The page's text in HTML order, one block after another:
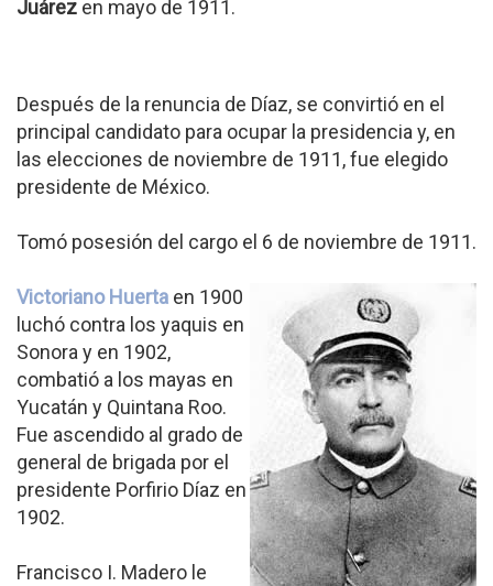
Juárez en mayo de 1911.
Después de la renuncia de Díaz, se convirtió en el
principal candidato para ocupar la presidencia y, en
las elecciones de noviembre de 1911, fue elegido
presidente de México.
Tomó posesión del cargo el 6 de noviembre de 1911.
Victoriano Huerta en 1900
luchó contra los yaquis en
Sonora y en 1902,
combatió a los mayas en
Yucatán y Quintana Roo.
Fue ascendido al grado de
general de brigada por el
presidente Porfirio Díaz en
1902.
Francisco I. Madero le